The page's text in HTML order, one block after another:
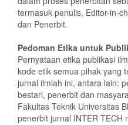
termasuk penulis, Editor-in-
dan Penerbit.
Pedoman Etika untuk
Pernyataan etika publikasi
kode etik semua pihak yang
jurnal ilmiah ini, antara lain:
bestari, penerbit dan
Fakultas Teknik Universitas
penerbit jurnal INTER TECH